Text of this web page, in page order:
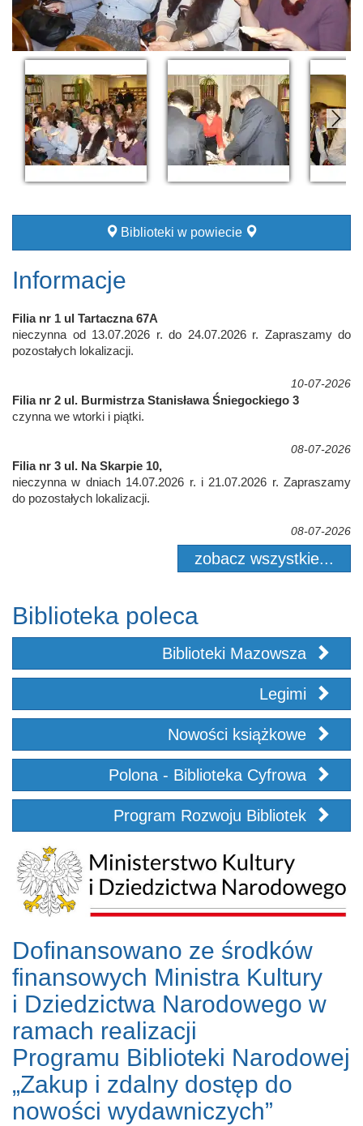
Biblioteki w powiecie
Informacje
Filia nr 1 ul Tartaczna 67A
nieczynna od 13.07.2026 r. do 24.07.2026 r. Zapraszamy do
pozostałych lokalizacji.
10-07-2026
Filia nr 2 ul. Burmistrza Stanisława Śniegockiego 3
czynna we wtorki i piątki.
08-07-2026
Filia nr 3 ul. Na Skarpie 10,
nieczynna w dniach 14.07.2026 r. i 21.07.2026 r. Zapraszamy
do pozostałych lokalizacji.
08-07-2026
zobacz wszystkie...
Biblioteka poleca
Biblioteki Mazowsza
Legimi
Nowości książkowe
Polona - Biblioteka Cyfrowa
Program Rozwoju Bibliotek
Dofinansowano ze środków
finansowych Ministra Kultury
i Dziedzictwa Narodowego w
ramach realizacji
Programu Biblioteki Narodowej
„Zakup i zdalny dostęp do
nowości wydawniczych”